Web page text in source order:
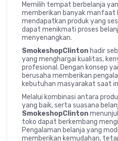
Memilih tempat berbelanja
memberikan banyak manfaat
mendapatkan produk yang
dapat menikmati proses
menyenangkan.
SmokeshopClinton hadir
yang menghargai kualitas,
profesional. Dengan konsep
berusaha memberikan
kebutuhan masyarakat saat
Melalui kombinasi antara
yang baik, serta suasana
SmokeshopClinton
toko dapat berkembang
Pengalaman belanja yang
memberikan kemudahan,